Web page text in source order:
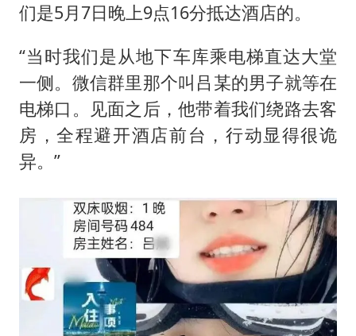
们是5月7日晚上9点16分抵达酒店的。
“当时我们是从地下车库乘电梯直达大堂
一侧。微信群里那个叫吕某的男子就等在
电梯口。见面之后，他带着我们绕路去客
房，全程避开酒店前台，行动显得很诡
异。”